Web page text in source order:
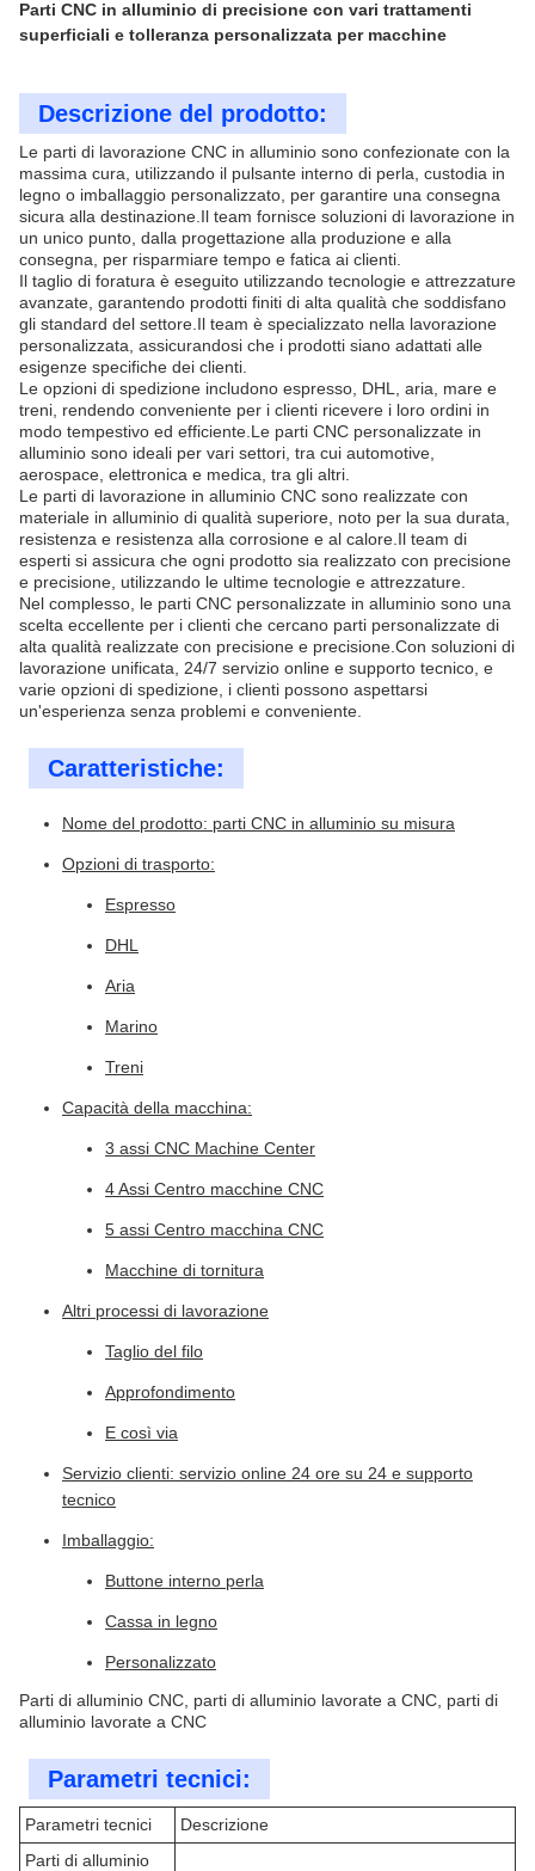
Parti CNC in alluminio di precisione con vari trattamenti
superficiali e tolleranza personalizzata per macchine
Descrizione del prodotto:
Le parti di lavorazione CNC in alluminio sono confezionate con la
massima cura, utilizzando il pulsante interno di perla, custodia in
legno o imballaggio personalizzato, per garantire una consegna
sicura alla destinazione.Il team fornisce soluzioni di lavorazione in
un unico punto, dalla progettazione alla produzione e alla
consegna, per risparmiare tempo e fatica ai clienti.
Il taglio di foratura è eseguito utilizzando tecnologie e attrezzature
avanzate, garantendo prodotti finiti di alta qualità che soddisfano
gli standard del settore.Il team è specializzato nella lavorazione
personalizzata, assicurandosi che i prodotti siano adattati alle
esigenze specifiche dei clienti.
Le opzioni di spedizione includono espresso, DHL, aria, mare e
treni, rendendo conveniente per i clienti ricevere i loro ordini in
modo tempestivo ed efficiente.Le parti CNC personalizzate in
alluminio sono ideali per vari settori, tra cui automotive,
aerospace, elettronica e medica, tra gli altri.
Le parti di lavorazione in alluminio CNC sono realizzate con
materiale in alluminio di qualità superiore, noto per la sua durata,
resistenza e resistenza alla corrosione e al calore.Il team di
esperti si assicura che ogni prodotto sia realizzato con precisione
e precisione, utilizzando le ultime tecnologie e attrezzature.
Nel complesso, le parti CNC personalizzate in alluminio sono una
scelta eccellente per i clienti che cercano parti personalizzate di
alta qualità realizzate con precisione e precisione.Con soluzioni di
lavorazione unificata, 24/7 servizio online e supporto tecnico, e
varie opzioni di spedizione, i clienti possono aspettarsi
un'esperienza senza problemi e conveniente.
Caratteristiche:
Nome del prodotto: parti CNC in alluminio su misura
Opzioni di trasporto:
Espresso
DHL
Aria
Marino
Treni
Capacità della macchina:
3 assi CNC Machine Center
4 Assi Centro macchine CNC
5 assi Centro macchina CNC
Macchine di tornitura
Altri processi di lavorazione
Taglio del filo
Approfondimento
E così via
Servizio clienti: servizio online 24 ore su 24 e supporto
tecnico
Imballaggio:
Buttone interno perla
Cassa in legno
Personalizzato
Parti di alluminio CNC, parti di alluminio lavorate a CNC, parti di
alluminio lavorate a CNC
Parametri tecnici:
Parametri tecnici
Descrizione
Parti di alluminio